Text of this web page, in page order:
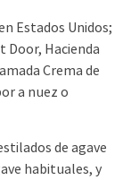
Estados Unidos;
Hacienda
Crema de
a nuez o
de agave
habituales, y